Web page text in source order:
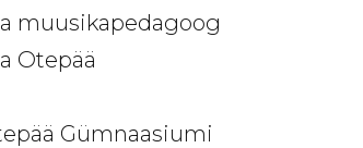
muusikapedagoog
Otepää
Gümnaasiumi